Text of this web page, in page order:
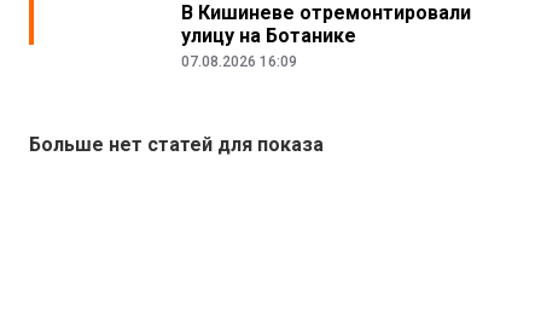
В Кишиневе отремонтировали
улицу на Ботанике
07.08.2026 16:09
Больше нет статей для показа